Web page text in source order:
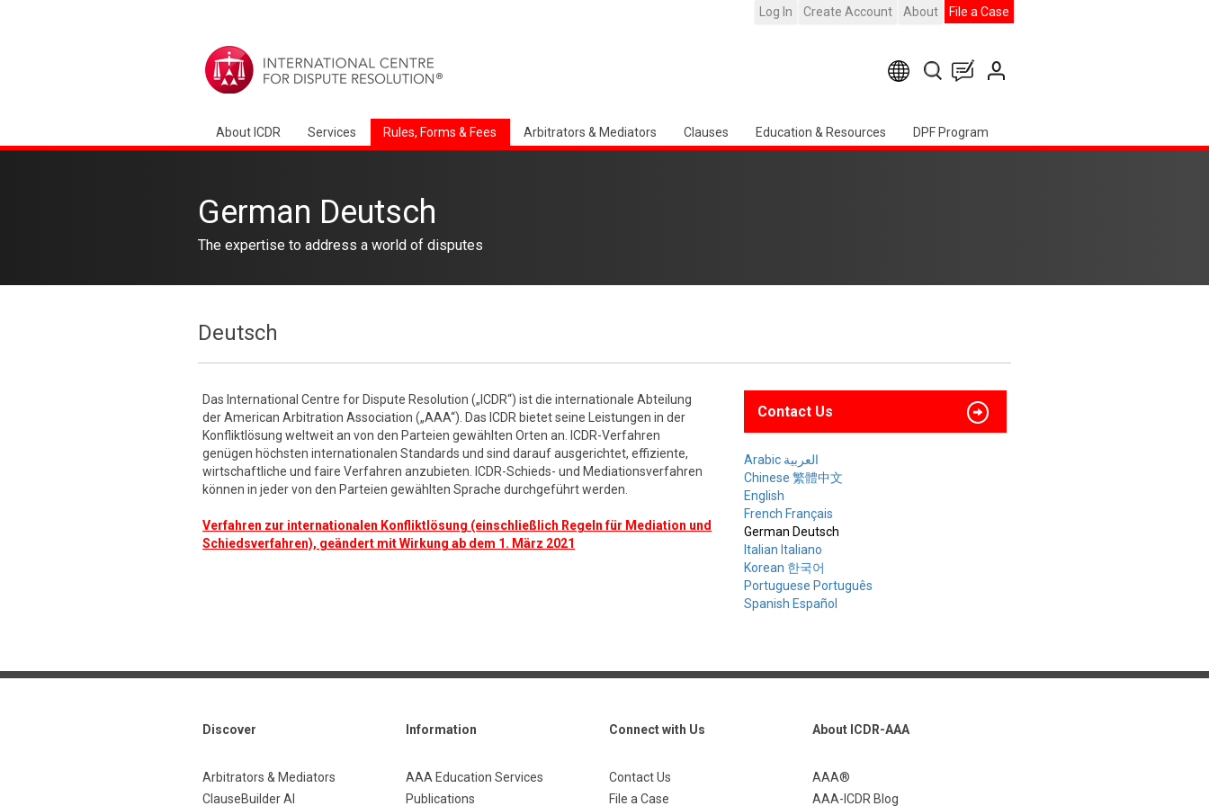
Log In Create Account About File a Case
About ICDR Services Rules, Forms & Fees Arbitrators & Mediators Clauses Education & Resources DPF Program
German Deutsch
The expertise to address a world of disputes
Deutsch
Das International Centre for Dispute Resolution („ICDR“) ist die internationale Abteilung
der American Arbitration Association („AAA“). Das ICDR bietet seine Leistungen in der
Konfliktlösung weltweit an von den Parteien gewählten Orten an. ICDR-Verfahren
genügen höchsten internationalen Standards und sind darauf ausgerichtet, effiziente,
wirtschaftliche und faire Verfahren anzubieten. ICDR-Schieds- und Mediationsverfahren
können in jeder von den Parteien gewählten Sprache durchgeführt werden.
Verfahren zur internationalen Konfliktlösung (einschließlich Regeln für Mediation und
Schiedsverfahren), geändert mit Wirkung ab dem 1. März 2021
Contact Us
Arabic العربية
Chinese 繁體中文
English
French Français
German Deutsch
Italian Italiano
Korean 한국어
Portuguese Português
Spanish Español
Discover
Arbitrators & Mediators
ClauseBuilder AI
Information
AAA Education Services
Publications
Connect with Us
Contact Us
File a Case
About ICDR-AAA
AAA®
AAA-ICDR Blog